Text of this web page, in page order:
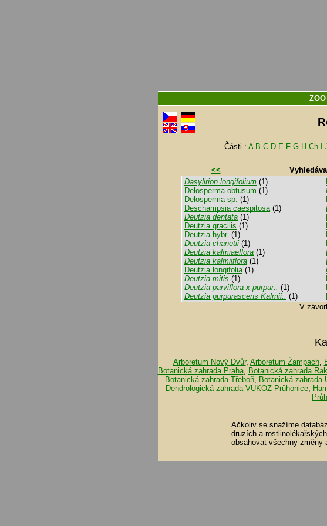
Části : A B C D E F G H Ch
<<
Dasylirion longifolium (1)
Delosperma obtusum (1)
Delosperma sp. (1)
Deschampsia caespitosa(1)
Deutzia dentata (1)
Deutzia gracilis (1)
Deutzia hybr. (1)
Deutzia chanetii (1)
Deutzia kalmiaeflora (1)
Deutzia kalmiiflora (1)
Deutzia longifolia(1)
Deutzia mitis (1)
Deutzia parviflora x purpur.. (1)
Deutzia purpurascens Kalmii.. (1)
V
Arboretum Nový Dvůr, Arboretum Žampach,
Botanická zahrada Praha, Botanická zahrada
Botanická zahrada Třeboň, Botanická zahrada
Dendrologická zahrada VUKOZ Průhonice
Ačkoliv se snažíme
druzích a
obsahovat všechny změny